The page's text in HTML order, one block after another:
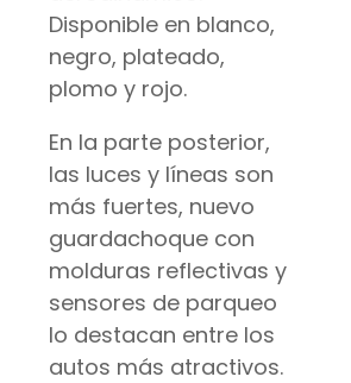
Disponible en blanco,
negro, plateado,
plomo y rojo.
En la parte posterior,
las luces y líneas son
más fuertes, nuevo
guardachoque con
molduras reflectivas y
sensores de parqueo
lo destacan entre los
autos más atractivos.